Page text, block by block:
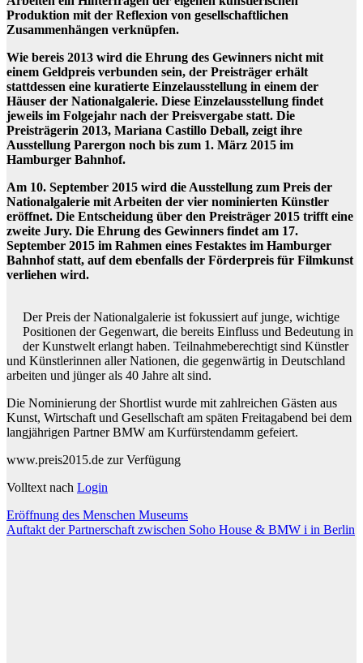
Produktion mit der Reflexion von gesellschaftlichen
Zusammenhängen verknüpfen.
Wie bereis 2013 wird die Ehrung des Gewinners nicht mit
einem Geldpreis verbunden sein, der Preisträger erhält
stattdessen eine kuratierte Einzelausstellung in einem der
Häuser der Nationalgalerie. Diese Einzelausstellung findet
jeweils im Folgejahr nach der Preisvergabe statt. Die
Preisträgerin 2013, Mariana Castillo Deball, zeigt ihre
Ausstellung Parergon noch bis zum 1. März 2015 im
Hamburger Bahnhof.
Am 10. September 2015 wird die Ausstellung zum Preis der
Nationalgalerie mit Arbeiten der vier nominierten Künstler
eröffnet. Die Entscheidung über den Preisträger 2015 trifft eine
zweite Jury. Die Ehrung des Gewinners findet am 17.
September 2015 im Rahmen eines Festaktes im Hamburger
Bahnhof statt, auf dem ebenfalls der Förderpreis für Filmkunst
verliehen wird.
Der Preis der Nationalgalerie ist fokussiert auf junge, wichtige
Positionen der Gegenwart, die bereits Einfluss und Bedeutung in
der Kunstwelt erlangt haben. Teilnahmeberechtigt sind Künstler
und Künstlerinnen aller Nationen, die gegenwärtig in Deutschland
arbeiten und jünger als 40 Jahre alt sind.
Die Nominierung der Shortlist wurde mit zahlreichen Gästen aus
Kunst, Wirtschaft und Gesellschaft am späten Freitagabend bei dem
langjährigen Partner BMW am Kurfürstendamm gefeiert.
www.preis2015.de zur Verfügung
Volltext nach Login
Beitragsnavigation
Eröffnung des Menschen Museums
Auftakt der Partnerschaft zwischen Soho House & BMW i in Berlin